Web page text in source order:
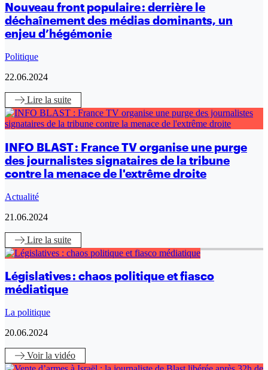
Nouveau front populaire : derrière le
déchaînement des médias dominants, un
enjeu d’hégémonie
Politique
22.06.2024
Lire la suite
INFO BLAST : France TV organise une purge
des journalistes signataires de la tribune
contre la menace de l'extrême droite
Actualité
21.06.2024
Lire la suite
Législatives : chaos politique et fiasco
médiatique
La politique
20.06.2024
Voirla vidéo